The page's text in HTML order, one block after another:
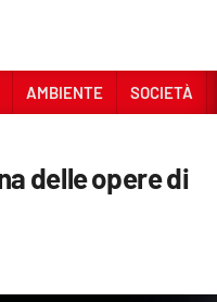
AMBIENTE SOCIETÀ
delle opere di